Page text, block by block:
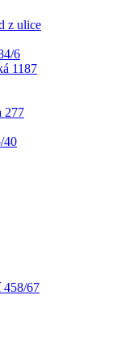
z ulice
6
1187
277
40
458/67